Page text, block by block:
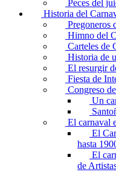
Peces del
Historia del
Pregoneros
Himno del
Carteles de
Historia de
El resurgir
Fiesta de
Congreso
Un
El carnaval
El
hasta
El
de